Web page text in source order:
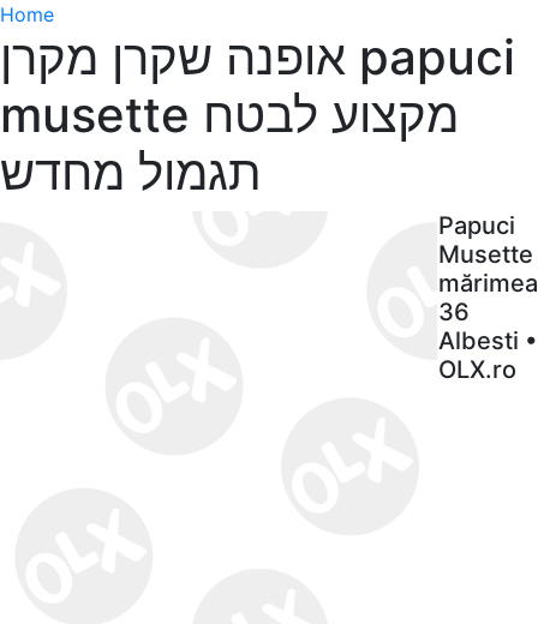
Home
אופנה שקרן מקרן papuci
musette מקצוע לבטח
תגמול מחדש
Papuci
Musette
mărimea
36
Albesti •
OLX.ro